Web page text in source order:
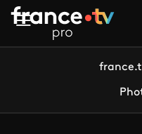
Aller au contenu principal